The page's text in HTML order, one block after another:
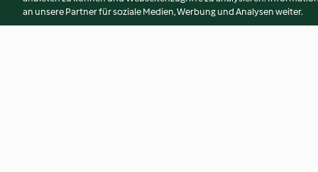
an unsere Partner für soziale Medien, Werbung und Analysen weiter.